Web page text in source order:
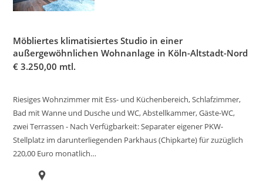
Möbliertes klimatisiertes Studio in einer
außergewöhnlichen Wohnanlage in Köln-Altstadt-Nord
€ 3.250,00 mtl.
Riesiges Wohnzimmer mit Ess- und Küchenbereich, Schlafzimmer,
Bad mit Wanne und Dusche und WC, Abstellkammer, Gäste-WC,
zwei Terrassen - Nach Verfügbarkeit: Separater eigener PKW-
Stellplatz im darunterliegenden Parkhaus (Chipkarte) für zuzüglich
220,00 Euro monatlich…